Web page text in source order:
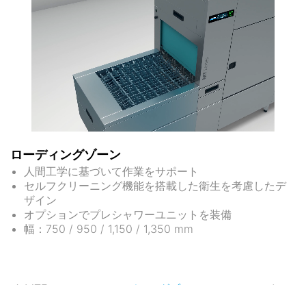
ローディングゾーン
人間工学に基づいて作業をサポート
セルフクリーニング機能を搭載した衛生を考慮したデ
ザイン
オプションでプレシャワーユニットを装備
幅：750 / 950 / 1,150 / 1,350 mm